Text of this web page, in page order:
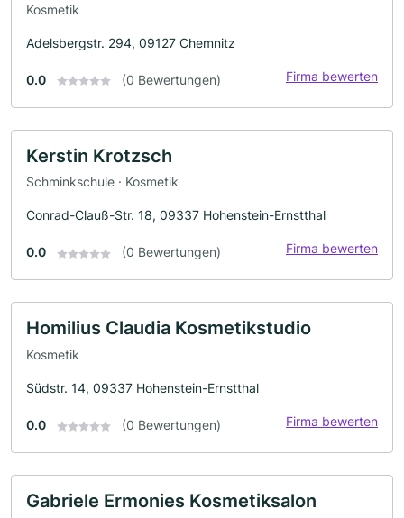
Kosmetik
Adelsbergstr. 294, 09127 Chemnitz
0.0 (0 Bewertungen) Firma bewerten
Kerstin Krotzsch
Schminkschule · Kosmetik
Conrad-Clauß-Str. 18, 09337 Hohenstein-Ernstthal
0.0 (0 Bewertungen) Firma bewerten
Homilius Claudia Kosmetikstudio
Kosmetik
Südstr. 14, 09337 Hohenstein-Ernstthal
0.0 (0 Bewertungen) Firma bewerten
Gabriele Ermonies Kosmetiksalon